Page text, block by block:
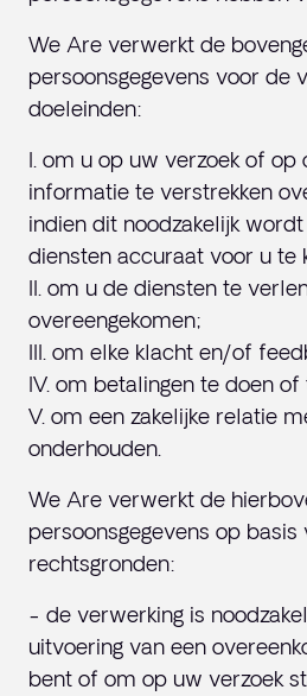
We Are verwerkt de
persoonsgegevens voor de
doeleinden:
I. om u op uw verzoek of
informatie te verstrekken
indien dit noodzakelijk
diensten accuraat voor u te
II. om u de diensten te
overeengekomen;
III. om elke klacht en/of
IV. om betalingen te doen of
V. om een zakelijke relatie
onderhouden.
We Are verwerkt de
persoonsgegevens op
rechtsgronden:
- de verwerking is
uitvoering van een
bent of om op uw verzoek